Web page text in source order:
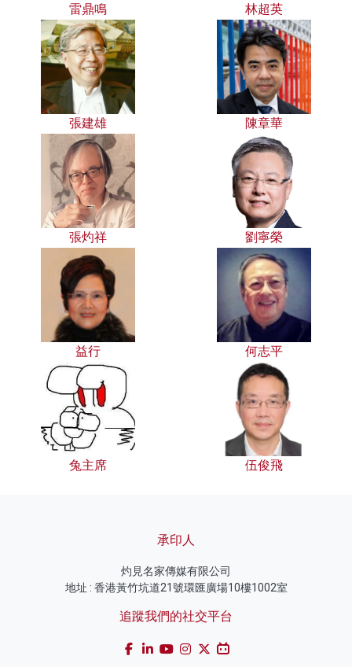
雷鼎鳴 林超英
張建雄 陳章華
張灼祥 劉寧榮
益行 何志平
兔主席 伍俊飛
承印人
灼見名家傳媒有限公司
地址 : 香港黃竹坑道21號環匯廣場10樓1002室
追蹤我們的社交平台